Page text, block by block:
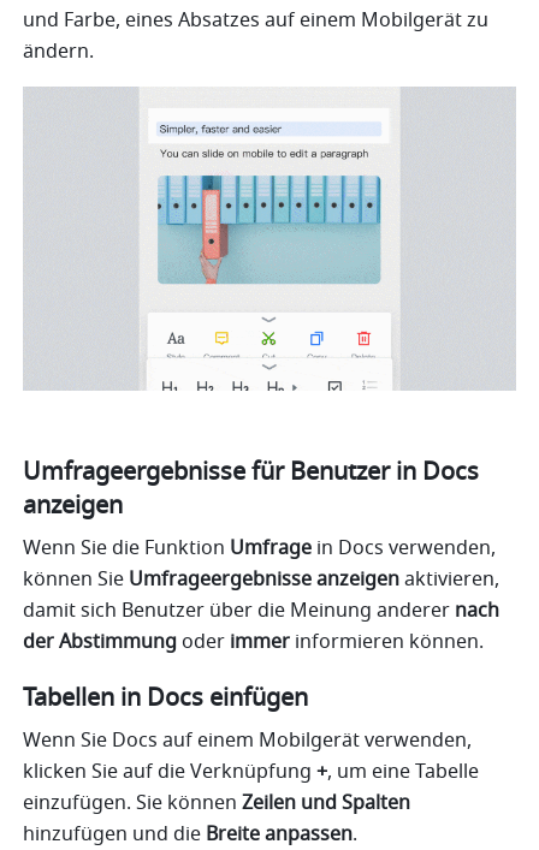
und Farbe, eines Absatzes auf einem Mobilgerät zu
ändern.
Umfrageergebnisse für Benutzer in Docs
anzeigen
Wenn Sie die Funktion Umfrage in Docs verwenden,
können Sie Umfrageergebnisse anzeigen aktivieren,
damit sich Benutzer über die Meinung anderer nach
der Abstimmung oder immer informieren können.
Tabellen in Docs einfügen
Wenn Sie Docs auf einem Mobilgerät verwenden,
klicken Sie auf die Verknüpfung +, um eine Tabelle
einzufügen. Sie können Zeilen und Spalten
hinzufügen und die Breite anpassen.